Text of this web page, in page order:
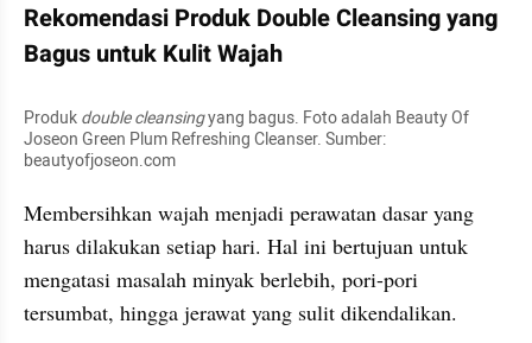
Rekomendasi Produk Double Cleansing yang
Bagus untuk Kulit Wajah
Produk double cleansing yang bagus. Foto adalah Beauty Of
Joseon Green Plum Refreshing Cleanser. Sumber:
beautyofjoseon.com
Membersihkan wajah menjadi perawatan dasar yang
harus dilakukan setiap hari. Hal ini bertujuan untuk
mengatasi masalah minyak berlebih, pori-pori
tersumbat, hingga jerawat yang sulit dikendalikan.